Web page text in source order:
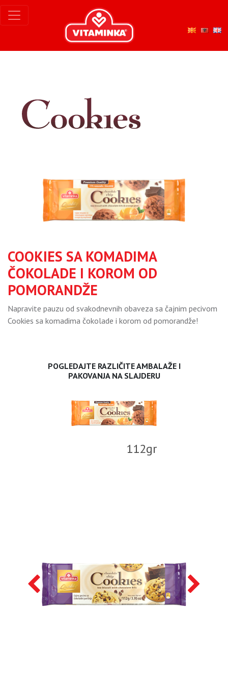
COOKIES SA KOMADIMA
ČOKOLADE I KOROM OD
POMORANDŽE
Napravite pauzu od svakodnevnih obaveza sa čajnim pecivom
Cookies sa komadima čokolade i korom od pomorandže!
POGLEDAJTE RAZLIČITE AMBALAŽE I
PAKOVANJA NA SLAJDERU
112gr